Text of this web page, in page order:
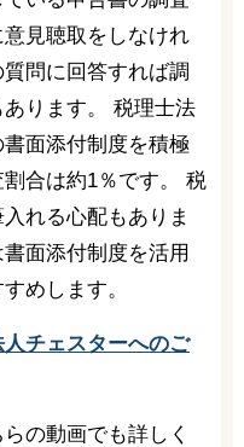
見聴取をしなけれ
問に回答すれば調
ります。 税理士法
面添付制度を積極
合は約1％です。 税
れる心配もありま
面添付制度を活用
めします。
チェスターへのご
の動画でも詳しく